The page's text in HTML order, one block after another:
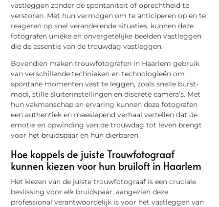
vastleggen zonder de spontaniteit of oprechtheid te
verstoren. Met hun vermogen om te anticiperen op en te
reageren op snel veranderende situaties, kunnen deze
fotografen unieke en onvergetelijke beelden vastleggen
die de essentie van de trouwdag vastleggen.
Bovendien maken trouwfotografen in Haarlem gebruik
van verschillende technieken en technologieën om
spontane momenten vast te leggen, zoals snelle burst-
modi, stille sluiterinstellingen en discrete camera’s. Met
hun vakmanschap en ervaring kunnen deze fotografen
een authentiek en meeslepend verhaal vertellen dat de
emotie en opwinding van de trouwdag tot leven brengt
voor het bruidspaar en hun dierbaren.
Hoe koppels de juiste Trouwfotograaf
kunnen kiezen voor hun bruiloft in Haarlem
Het kiezen van de juiste trouwfotograaf is een cruciale
beslissing voor elk bruidspaar, aangezien deze
professional verantwoordelijk is voor het vastleggen van